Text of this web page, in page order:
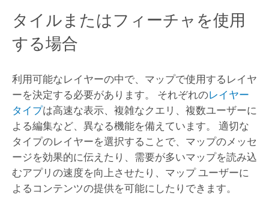
タイルまたはフィーチャを使用
する場合
利用可能なレイヤーの中で、マップで使用するレイヤ
ーを決定する必要があります。 それぞれのレイヤー
タイプは高速な表示、複雑なクエリ、複数ユーザーに
よる編集など、異なる機能を備えています。 適切な
タイプのレイヤーを選択することで、マップのメッセ
ージを効果的に伝えたり、需要が多いマップを読み込
むアプリの速度を向上させたり、マップ ユーザーに
よるコンテンツの提供を可能にしたりできます。